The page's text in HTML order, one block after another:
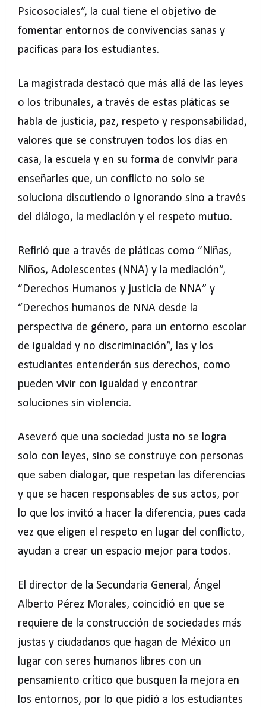
Psicosociales”, la cual tiene el objetivo de
fomentar entornos de convivencias sanas y
pacificas para los estudiantes.
La magistrada destacó que más allá de las leyes
o los tribunales, a través de estas pláticas se
habla de justicia, paz, respeto y responsabilidad,
valores que se construyen todos los días en
casa, la escuela y en su forma de convivir para
enseñarles que, un conflicto no solo se
soluciona discutiendo o ignorando sino a través
del diálogo, la mediación y el respeto mutuo.
Refirió que a través de pláticas como “Niñas,
Niños, Adolescentes (NNA) y la mediación”,
“Derechos Humanos y justicia de NNA” y
“Derechos humanos de NNA desde la
perspectiva de género, para un entorno escolar
de igualdad y no discriminación”, las y los
estudiantes entenderán sus derechos, como
pueden vivir con igualdad y encontrar
soluciones sin violencia.
Aseveró que una sociedad justa no se logra
solo con leyes, sino se construye con personas
que saben dialogar, que respetan las diferencias
y que se hacen responsables de sus actos, por
lo que los invitó a hacer la diferencia, pues cada
vez que eligen el respeto en lugar del conflicto,
ayudan a crear un espacio mejor para todos.
El director de la Secundaria General, Ángel
Alberto Pérez Morales, coincidió en que se
requiere de la construcción de sociedades más
justas y ciudadanos que hagan de México un
lugar con seres humanos libres con un
pensamiento crítico que busquen la mejora en
los entornos, por lo que pidió a los estudiantes